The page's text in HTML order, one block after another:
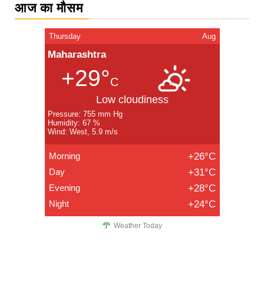
आज का मौसम
Thursday Aug
Maharashtra
+29°C
Low cloudiness
Pressure: 755 mm Hg
Humidity: 67 %
Wind: West, 5.9 m/s
Morning +26°C
Day +31°C
Evening +28°C
Night +24°C
Weather Today